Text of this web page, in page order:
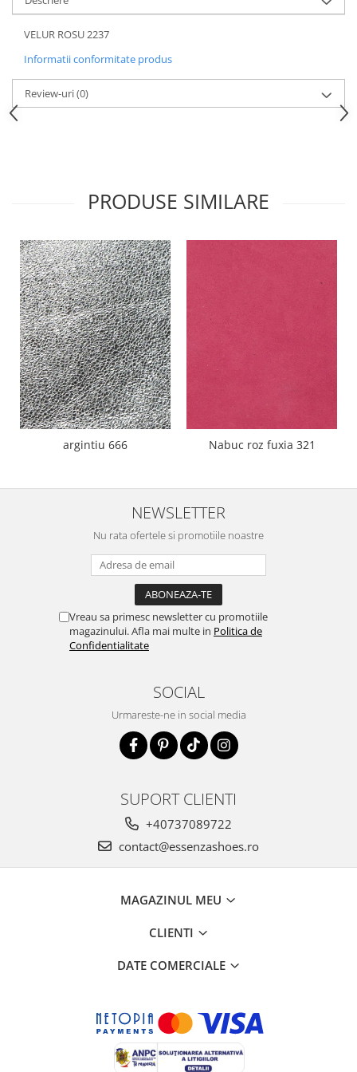
VELUR ROSU 2237
Informatii conformitate produs
Review-uri(0)
PRODUSE SIMILARE
argintiu 666 Nabuc roz fuxia 321
NEWSLETTER
Nu rata ofertele si promotiile noastre
Vreau sa primesc newsletter cu promotiile
magazinului. Afla mai multe in Politica de
Confidentialitate
SOCIAL
Urmareste-ne in social media
SUPORT CLIENTI
+40737089722
contact@essenzashoes.ro
MAGAZINUL MEU
CLIENTI
DATE COMERCIALE